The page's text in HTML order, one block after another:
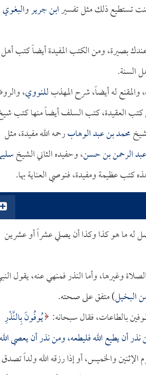
تستطيع ذلك مثل تفسيرابن جريروالبغوي
بصيرة، ومن الكتب المفيدة أيضاً كتب أهل
السنة.
والمقنع له أيضاً، شرح المهذبللنووي،
كتب العقيدة، كتب السلف أيضاً منها كتب
محمد بن عبد الوهابرحمه الله مفيدة، مثل
عبد الرحمن بن حسن، وحفيده الثاني الشيخ
كتب عظيمة ومفيدة، فنوصي العناية بها.
له ما هو كذا وكذا أن يصلي عشراً أو عشرين
وغيرها، وأما النذر فمنهي عنه، يقول
البخيل) متفق على صحته.
بالطاعات، فقال سبحانه: يُوفُونَ بِالنَّذْرِ
أن يطيع الله فليطعه، ومن نذر أن يعصي
والخميس، أو إذا رزقه الله ولداً تصدق